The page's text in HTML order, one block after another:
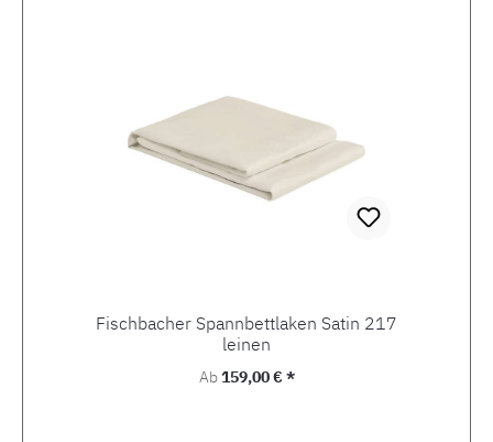
Fischbacher Spannbettlaken Satin 217
leinen
Regulärer Preis:
Ab159,00 € *